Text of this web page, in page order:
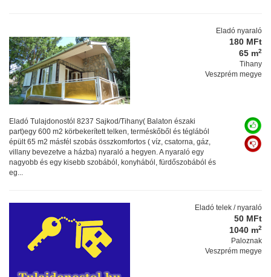
Eladó nyaraló
180 MFt
65 m2
Tihany
Veszprém megye
Eladó Tulajdonostól 8237 Sajkod/Tihany( Balaton északi
part)egy 600 m2 körbekerített telken, terméskőből és téglából
épült 65 m2 másfél szobás összkomfortos ( víz, csatorna, gáz,
villany bevezetve a házba) nyaraló a hegyen. A nyaraló egy
nagyobb és egy kisebb szobából, konyhából, fürdőszobából és
eg...
Eladó telek / nyaraló
50 MFt
1040 m2
Paloznak
Veszprém megye